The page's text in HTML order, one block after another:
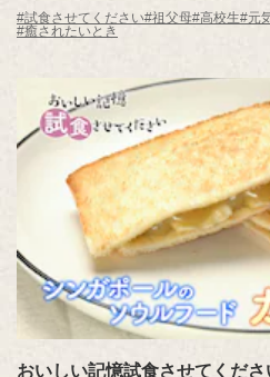
くってくれた「たません」。おやつ
さんと妹さんしか知らない特別なお
#試食させてください#祖父母#高校生#元
#癒されたいとき
おいしい記憶試食させてくださ